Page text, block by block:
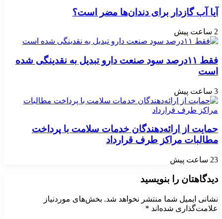
آیا آب گازدار برای دندان‌ها مضر است؟
2 ساعت پیش
فقط ۱۱‌درصد سود صنعت دارو تبدیل به نقدینگی شده
است
3 ساعت پیش
حمایت از ارائه‌دهندگان خدمات سلامت با پرداخت
مطالبات مراکز طرف قرارداد
23 ساعت پیش
دیدگاهتان را بنویسید
نشانی ایمیل شما منتشر نخواهد شد. بخش‌های موردنیاز
علامت‌گذاری شده‌اند *